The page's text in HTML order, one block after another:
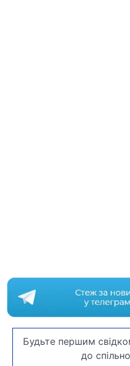
Будьте першим
до